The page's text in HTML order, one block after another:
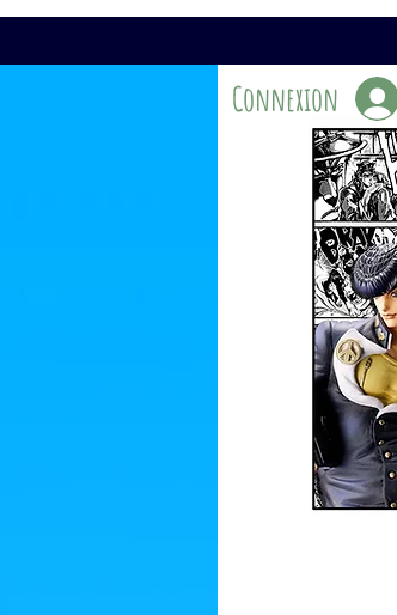
Connexion